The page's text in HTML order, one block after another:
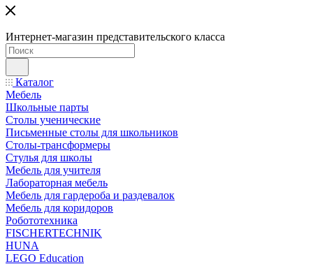
Интернет-магазин представительского класса
Каталог
Мебель
Школьные парты
Столы ученические
Письменные столы для школьников
Столы-трансформеры
Стулья для школы
Мебель для учителя
Лабораторная мебель
Мебель для гардероба и раздевалок
Мебель для коридоров
Робототехника
FISCHERTECHNIK
HUNA
LEGO Education